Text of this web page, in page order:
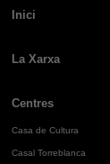
Inici
La Xarxa
Centres
Casa de Cultura
Casal Torreblanca